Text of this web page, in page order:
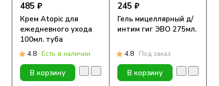
485 ₽
Крем Atopic для
ежедневного ухода
100мл. туба
4.8 Есть в наличии
В корзину
245 ₽
Гель мицеллярный д/
интим гиг ЭВО 275мл.
4.8 Под заказ
В корзину